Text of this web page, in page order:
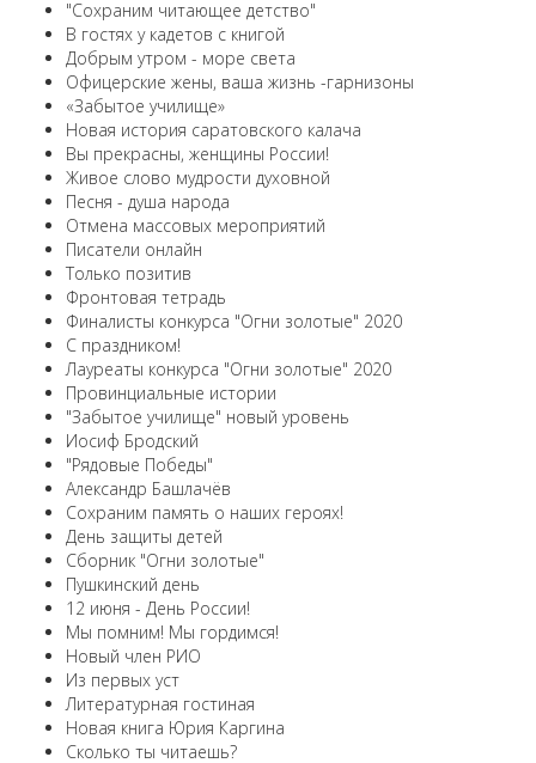
"Сохраним читающее детство"
В гостях у кадетов с книгой
Добрым утром - море света
Офицерские жены, ваша жизнь -гарнизоны
«Забытое училище»
Новая история саратовского калача
Вы прекрасны, женщины России!
Живое слово мудрости духовной
Песня - душа народа
Отмена массовых мероприятий
Писатели онлайн
Только позитив
Фронтовая тетрадь
Финалисты конкурса "Огни золотые" 2020
С праздником!
Лауреаты конкурса "Огни золотые" 2020
Провинциальные истории
"Забытое училище" новый уровень
Иосиф Бродский
"Рядовые Победы"
Александр Башлачёв
Сохраним память о наших героях!
День защиты детей
Сборник "Огни золотые"
Пушкинский день
12 июня - День России!
Мы помним! Мы гордимся!
Новый член РИО
Из первых уст
Литературная гостиная
Новая книга Юрия Каргина
Сколько ты читаешь?